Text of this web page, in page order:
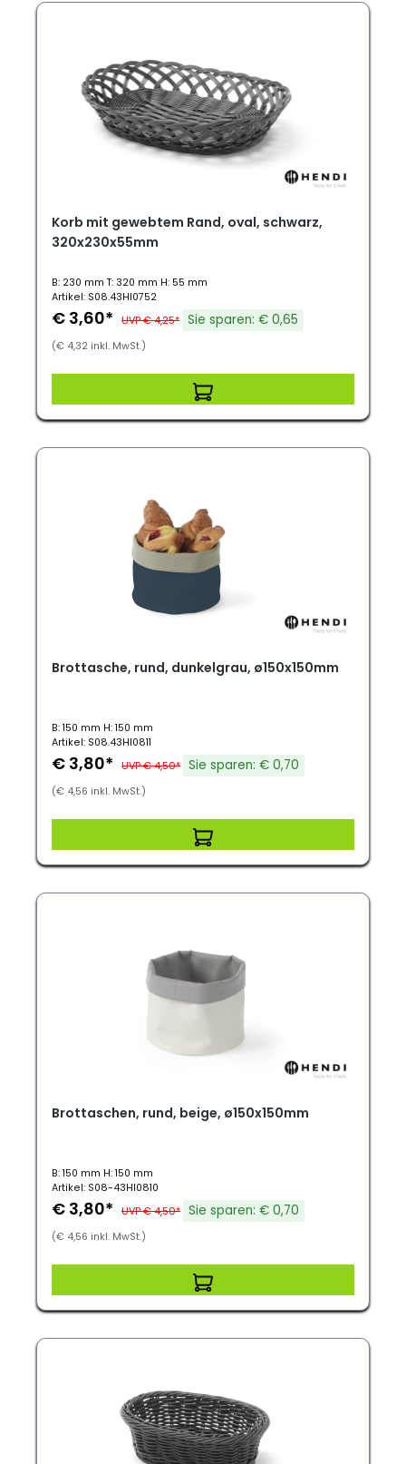
Korb mit gewebtem Rand, oval, schwarz,
320x230x55mm
B: 230 mm T: 320 mm H: 55 mm
Artikel: S08.43HI0752
€ 3,60* UVP € 4,25* Sie sparen: € 0,65
(€ 4,32 inkl. MwSt.)
Brottasche, rund, dunkelgrau, ø150x150mm
B: 150 mm H: 150 mm
Artikel: S08.43HI0811
€ 3,80* UVP € 4,50* Sie sparen: € 0,70
(€ 4,56 inkl. MwSt.)
Brottaschen, rund, beige, ø150x150mm
B: 150 mm H: 150 mm
Artikel: S08-43HI0810
€ 3,80* UVP € 4,50* Sie sparen: € 0,70
(€ 4,56 inkl. MwSt.)